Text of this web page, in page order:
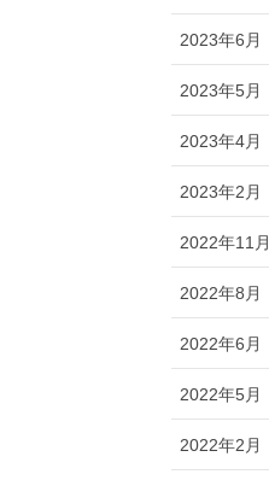
2023年6月
2023年5月
2023年4月
2023年2月
2022年11月
2022年8月
2022年6月
2022年5月
2022年2月